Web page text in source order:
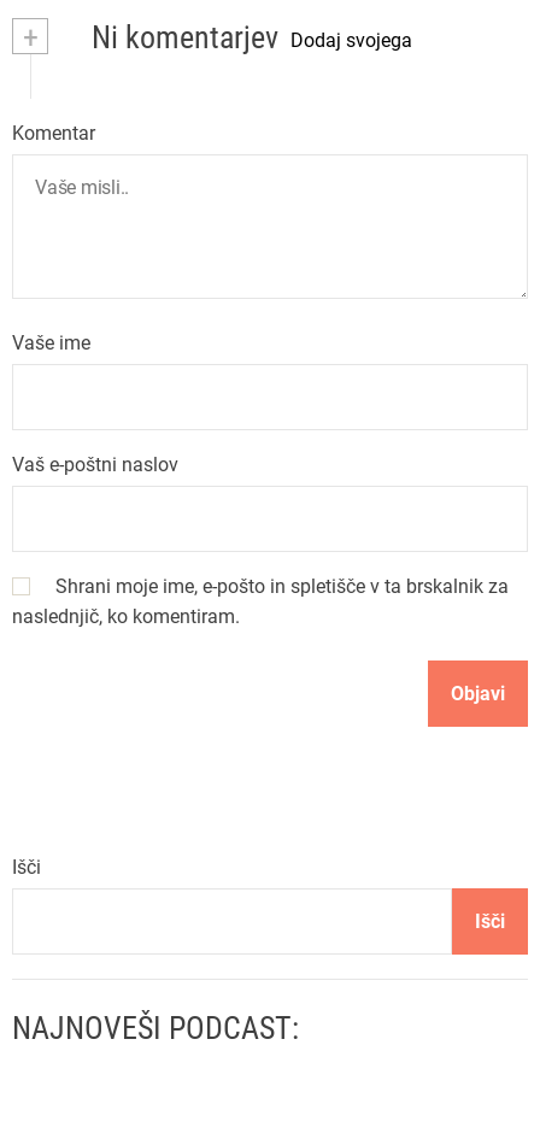
a
i
p
r
i
s
p
e
+ Ni komentarjev Dodaj svojega
Komentar
Vaše ime
Vaš e-poštni naslov
Shrani moje ime, e-pošto in spletišče v ta brskalnik za
naslednjič, ko komentiram.
Išči
Išči
NAJNOVEŠI PODCAST: